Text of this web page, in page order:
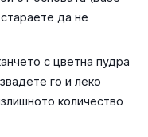
да не
с цветна пудра
го и леко
количество